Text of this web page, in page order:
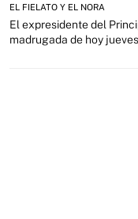
EL FIELATO Y EL NORA
El expresidente del
madrugada de hoy